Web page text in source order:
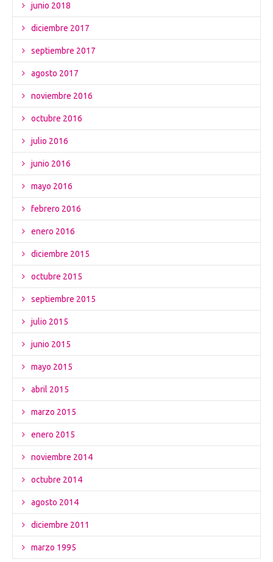
junio 2018
diciembre 2017
septiembre 2017
agosto 2017
noviembre 2016
octubre 2016
julio 2016
junio 2016
mayo 2016
febrero 2016
enero 2016
diciembre 2015
octubre 2015
septiembre 2015
julio 2015
junio 2015
mayo 2015
abril 2015
marzo 2015
enero 2015
noviembre 2014
octubre 2014
agosto 2014
diciembre 2011
marzo 1995